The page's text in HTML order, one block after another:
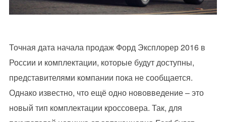
Точная дата начала продаж Форд Эксплорер 2016 в
России и комплектации, которые будут доступны,
представителями компании пока не сообщается.
Однако известно, что ещё одно нововведение – это
новый тип комплектации кроссовера. Так, для